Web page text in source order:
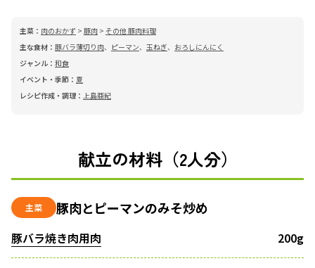
主菜： 肉のおかず > 豚肉 > その他 豚肉料理
主な食材： 豚バラ薄切り肉、 ピーマン、 玉ねぎ、 おろしにんにく
ジャンル： 和食
イベント・季節： 夏
レシピ作成・調理： 上島亜紀
献立の材料（2人分）
主菜 豚肉とピーマンのみそ炒め
豚バラ焼き肉用肉 200g